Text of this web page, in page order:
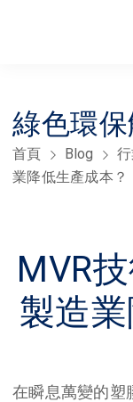
綠色環
首頁 Blog
業降低生產成本？
MVR
製造
在瞬息萬變的塑